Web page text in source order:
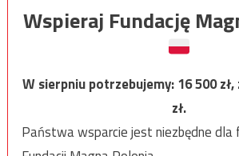
Wspieraj Fundację
W sierpniu potrzebujemy:16 500
zł.
Państwa wsparcie jest niezbędne dla